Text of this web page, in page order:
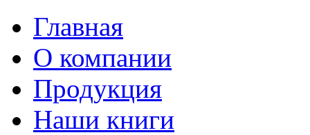
Главная
О компании
Продукция
Наши книги